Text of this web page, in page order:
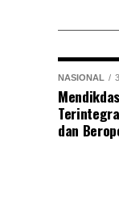
NASIONAL
dan